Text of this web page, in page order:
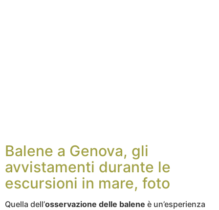
Balene a Genova, gli
avvistamenti durante le
escursioni in mare, foto
Quella dell’osservazione delle balene è un’esperienza